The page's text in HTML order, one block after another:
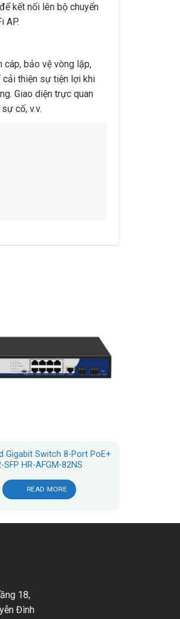
kết nối lên bộ chuyển
AP.
cáp, bảo vệ vòng lặp,
cải thiện sự tiện lợi khi
Giao diện trực quan
cố, v.v.
Gigabit Switch 8-Port PoE+
SFP HR-AFGM-82NS
READ MORE
18,
Đình